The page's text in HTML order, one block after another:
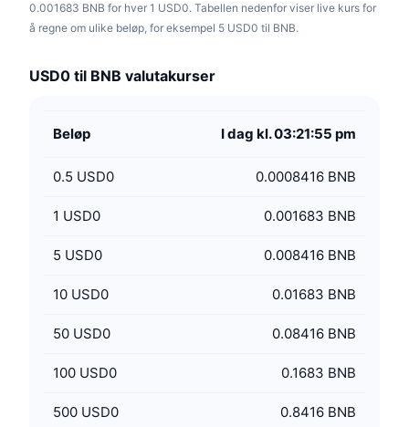
0.001683 BNB for hver 1 USD0. Tabellen nedenfor viser live kurs for
å regne om ulike beløp, for eksempel 5 USD0 til BNB.
USD0 til BNB valutakurser
Beløp I dag kl. 03:21:55 pm
0.5 USD0 0.0008416 BNB
1 USD0 0.001683 BNB
5 USD0 0.008416 BNB
10 USD0 0.01683 BNB
50 USD0 0.08416 BNB
100 USD0 0.1683 BNB
500 USD0 0.8416 BNB